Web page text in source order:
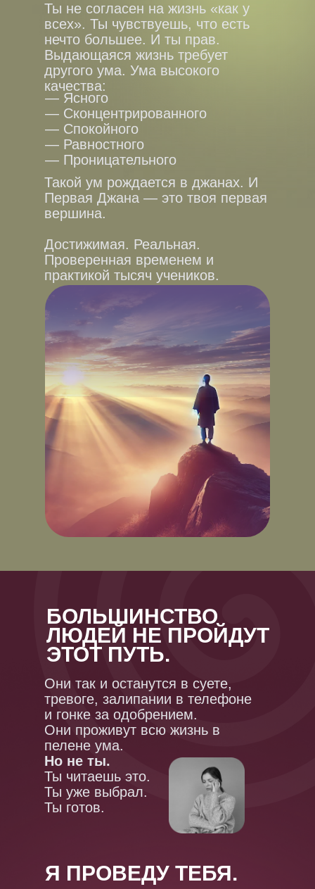
— Ясного
— Сконцентрированного
— Спокойного
— Равностного
— Проницательного
Такой ум рождается в джанах. И
Первая Джана — это твоя первая
вершина.
Достижимая. Реальная.
Проверенная временем и
практикой тысяч учеников.
Ты не согласен на жизнь «как у
всех». Ты чувствуешь, что есть
нечто большее. И ты прав.
Выдающаяся жизнь требует
другого ума. Ума высокого
качества:
БОЛЬШИНСТВО
ЛЮДЕЙ НЕ ПРОЙДУТ
ЭТОТ ПУТЬ.
Я ПРОВЕДУ ТЕБЯ.
Они так и останутся в суете,
тревоге, залипании в телефоне
и гонке за одобрением.
Они проживут всю жизнь в
пелене ума.
Но не ты.
Ты читаешь это.
Ты уже выбрал.
Ты готов.